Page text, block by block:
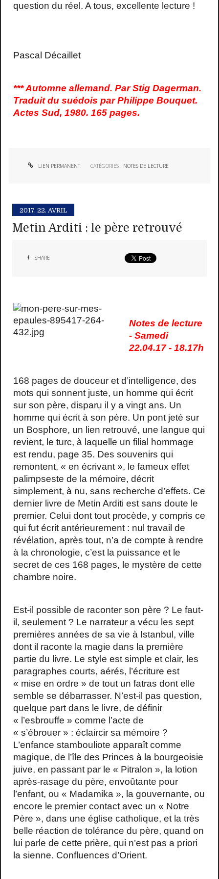
question du réel. A tous, excellente lecture !
Pascal Décaillet
*** Automne allemand. Par Stig Dagerman.
Traduit du suédois par Philippe Bouquet.
Actes Sud, 1980. 165 pages.
LIEN PERMANENT CATÉGORIES : NOTES DE LECTURE
2017. 22. AVRIL
Metin Arditi : le père retrouvé
SHARE
Notes de lecture
- Samedi
22.04.17 - 18.17h
168 pages de douceur et d’intelligence, des
mots qui sonnent juste, un homme qui écrit
sur son père, disparu il y a vingt ans. Un
homme qui écrit à son père. Un pont jeté sur
un Bosphore, un lien retrouvé, une langue qui
revient, le turc, à laquelle un filial hommage
est rendu, page 35. Des souvenirs qui
remontent, « en écrivant », le fameux effet
palimpseste de la mémoire, décrit
simplement, à nu, sans recherche d’effets. Ce
dernier livre de Metin Arditi est sans doute le
premier. Celui dont tout procède, y compris ce
qui fut écrit antérieurement : nul travail de
révélation, après tout, n’a de compte à rendre
à la chronologie, c’est la puissance et le
secret de ces 168 pages, le mystère de cette
chambre noire.
Est-il possible de raconter son père ? Le faut-
il, seulement ? Le narrateur a vécu les sept
premières années de sa vie à Istanbul, ville
dont il raconte la magie dans la première
partie du livre. Le style est simple et clair, les
paragraphes courts, aérés, l’écriture est
« mise en ordre » de tout un fatras dont elle
semble se débarrasser. N’est-il pas question,
quelque part dans le livre, de définir
« l’esbrouffe » comme l’acte de
« s’ébrouer » : éclaircir sa mémoire ?
L’enfance stambouliote apparaît comme
magique, de l’île des Princes à la bourgeoisie
juive, en passant par le « Pitralon », la lotion
après-rasage du père, envoûtante pour
l’enfant, ou « Madamika », la gouvernante, ou
encore le premier contact avec un « Notre
Père », dans une église catholique, et la très
belle réaction de tolérance du père, quand on
lui parle de cette prière, qui n’est pas a priori
la sienne. Confluences d’Orient.